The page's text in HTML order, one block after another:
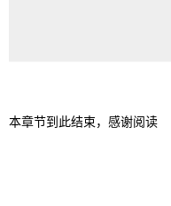
本章节到此结束，感谢阅读